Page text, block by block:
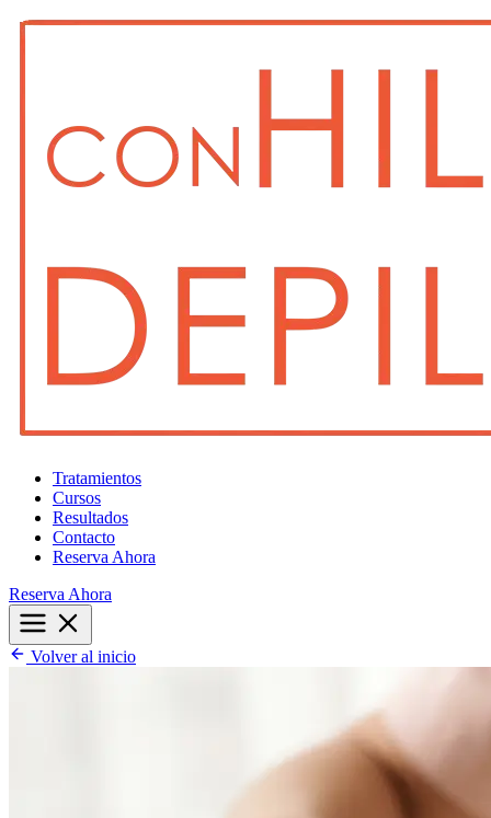
Tratamientos
Cursos
Resultados
Contacto
Reserva Ahora
Reserva Ahora
Volver al inicio